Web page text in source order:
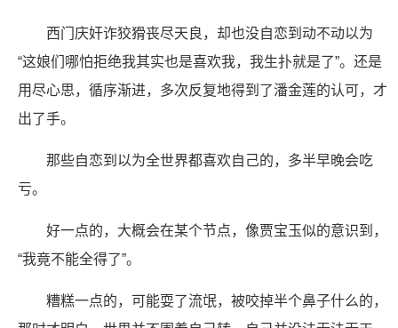
西门庆奸诈狡猾丧尽天良，却也没自恋到动不动以为
“这娘们哪怕拒绝我其实也是喜欢我，我生扑就是了”。还是
用尽心思，循序渐进，多次反复地得到了潘金莲的认可，才
出了手。
那些自恋到以为全世界都喜欢自己的，多半早晚会吃
亏。
好一点的，大概会在某个节点，像贾宝玉似的意识到，
“我竟不能全得了”。
糟糕一点的，可能耍了流氓，被咬掉半个鼻子什么的，